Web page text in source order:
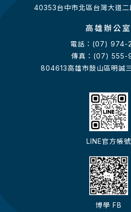
40353台中市北區台灣大道二
高雄辦公室
電話：(07) 974-
傳真：(07) 555-
804613高雄市鼓山區明誠
LINE官方帳號
博學 FB